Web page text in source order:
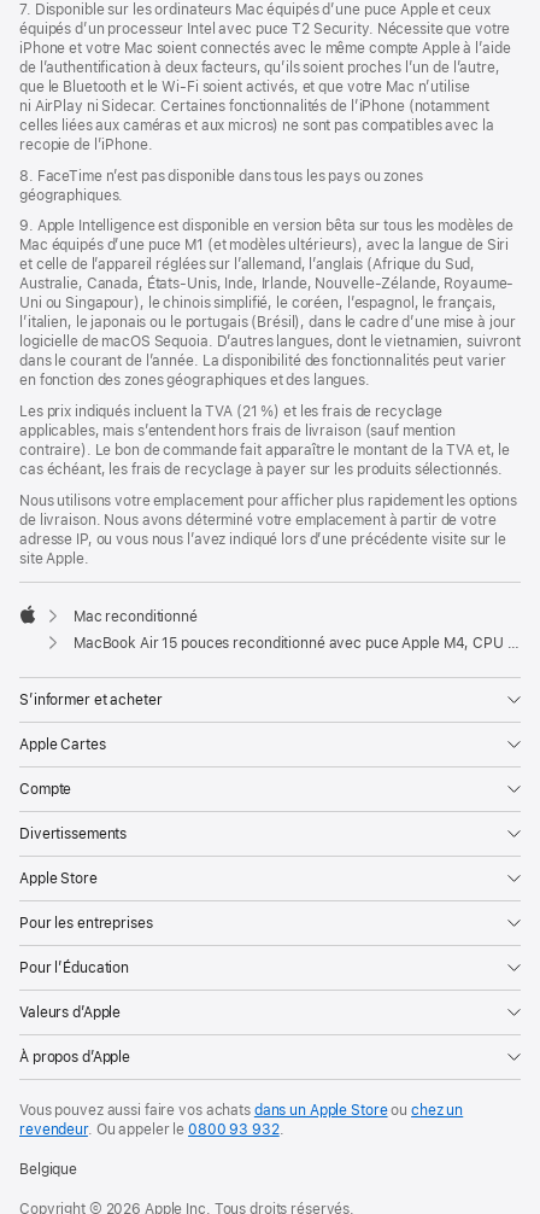
7. Disponible sur les ordinateurs Mac équipés d’une puce Apple et ceux
équipés d’un processeur Intel avec puce T2 Security. Nécessite que votre
iPhone et votre Mac soient connectés avec le même compte Apple à l’aide
de l’authentification à deux facteurs, qu’ils soient proches l’un de l’autre,
que le Bluetooth et le Wi-Fi soient activés, et que votre Mac n’utilise
ni AirPlay ni Sidecar. Certaines fonctionnalités de l’iPhone (notamment
celles liées aux caméras et aux micros) ne sont pas compatibles avec la
recopie de l’iPhone.
8. FaceTime n’est pas disponible dans tous les pays ou zones
géographiques.
9. Apple Intelligence est disponible en version bêta sur tous les modèles de
Mac équipés d’une puce M1 (et modèles ultérieurs), avec la langue de Siri
et celle de l’appareil réglées sur l’allemand, l’anglais (Afrique du Sud,
Australie, Canada, États-Unis, Inde, Irlande, Nouvelle-Zélande, Royaume-
Uni ou Singapour), le chinois simplifié, le coréen, l’espagnol, le français,
l’italien, le japonais ou le portugais (Brésil), dans le cadre d’une mise à jour
logicielle de macOS Sequoia. D’autres langues, dont le vietnamien, suivront
dans le courant de l’année. La disponibilité des fonctionnalités peut varier
en fonction des zones géographiques et des langues.
Les prix indiqués incluent la TVA (21 %) et les frais de recyclage
applicables, mais s’entendent hors frais de livraison (sauf mention
contraire). Le bon de commande fait apparaître le montant de la TVA et, le
cas échéant, les frais de recyclage à payer sur les produits sélectionnés.
Nous utilisons votre emplacement pour afficher plus rapidement les options
de livraison. Nous avons déterminé votre emplacement à partir de votre
adresse IP, ou vous nous l’avez indiqué lors d’une précédente visite sur le
site Apple.
Apple
Mac reconditionné
MacBook Air 15 pouces reconditionné avec puce Apple M4, CPU 10 cœurs et GPU 10 cœurs – Lumière stellaire
S’informer et acheter
Apple Cartes
Compte
Divertissements
Apple Store
Pour les entreprises
Pour l’Éducation
Valeurs d’Apple
À propos d’Apple
Vous pouvez aussi faire vos achats dans un Apple Storeouchez un
revendeur. Ouappeler le0800 93 932.
Belgique
Copyright © 2026 Apple Inc. Tous droits réservés.